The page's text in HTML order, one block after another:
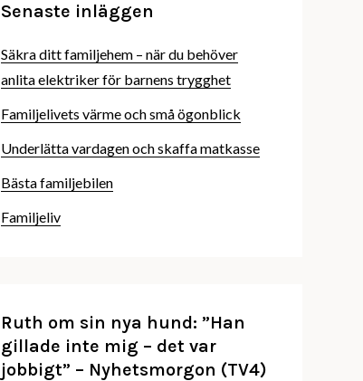
Senaste inläggen
Säkra ditt familjehem – när du behöver
anlita elektriker för barnens trygghet
Familjelivets värme och små ögonblick
Underlätta vardagen och skaffa matkasse
Bästa familjebilen
Familjeliv
Ruth om sin nya hund: ”Han
gillade inte mig – det var
jobbigt” – Nyhetsmorgon (TV4)